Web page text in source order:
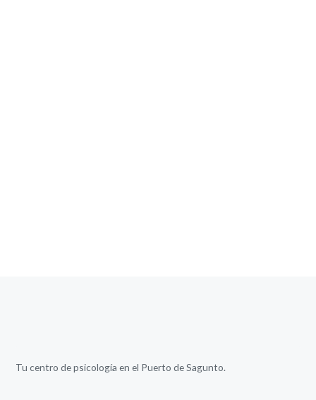
Tu centro de psicología en el Puerto de Sagunto.